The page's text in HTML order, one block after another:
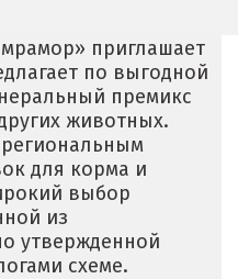
приглашает
по выгодной
премикс
животных.
для корма и
выбор
из
утвержденной
схеме.